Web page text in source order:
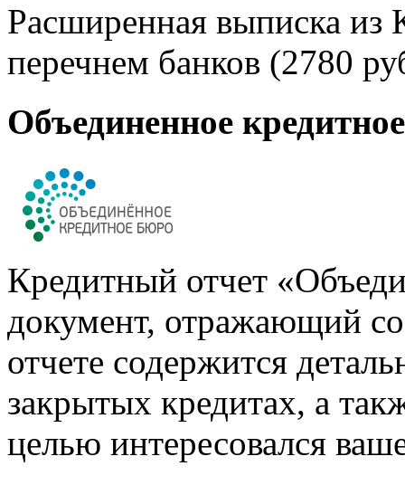
Расширенная выписка из
перечнем банков (2780
Объединенное
Кредитный отчет
документ, отражающий
отчете содержится
закрытых кредитах, а
целью интересовался